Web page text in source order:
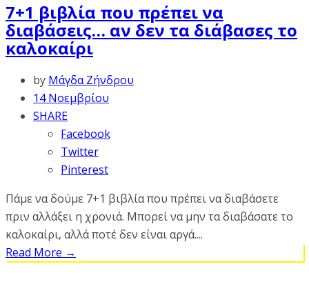
7+1 βιβλία που πρέπει να
διαβάσεις… αν δεν τα διάβασες το
καλοκαίρι
by Μάγδα Ζήνδρου
14 Νοεμβρίου
SHARE
Facebook
Twitter
Pinterest
Πάμε να δούμε 7+1 βιβλία που πρέπει να διαβάσετε
πριν αλλάξει η χρονιά. Μπορεί να μην τα διαβάσατε το
καλοκαίρι, αλλά ποτέ δεν είναι αργά....
Read More →